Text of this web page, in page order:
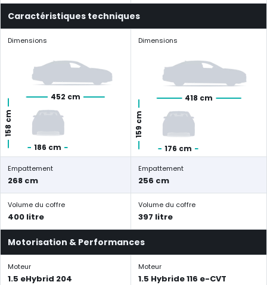
Caractéristiques techniques
Dimensions
452 cm
186 cm
158 cm
Dimensions
418 cm
176 cm
159 cm
Empattement
268 cm
Empattement
256 cm
Volume du coffre
400 litre
Volume du coffre
397 litre
Motorisation & Performances
Moteur
1.5 eHybrid 204
Moteur
1.5 Hybride 116 e-CVT